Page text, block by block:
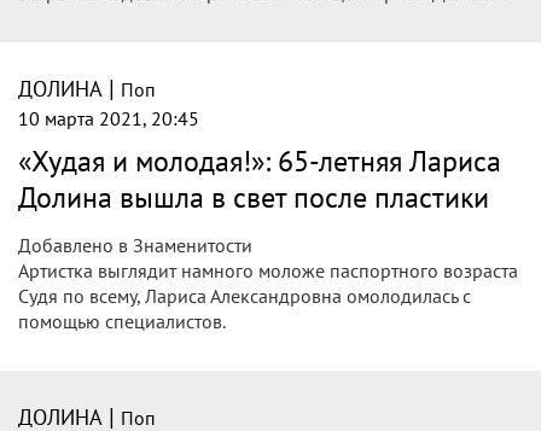
туфлях на каблуке, которые зрительно удлиняют и без
того стройные ноги королевы джаза.
ДОЛИНА| Поп
Долина рассказала, как без диетологов
сбросила 20 килограммов
около 20 килограммов без услуг диетологов.